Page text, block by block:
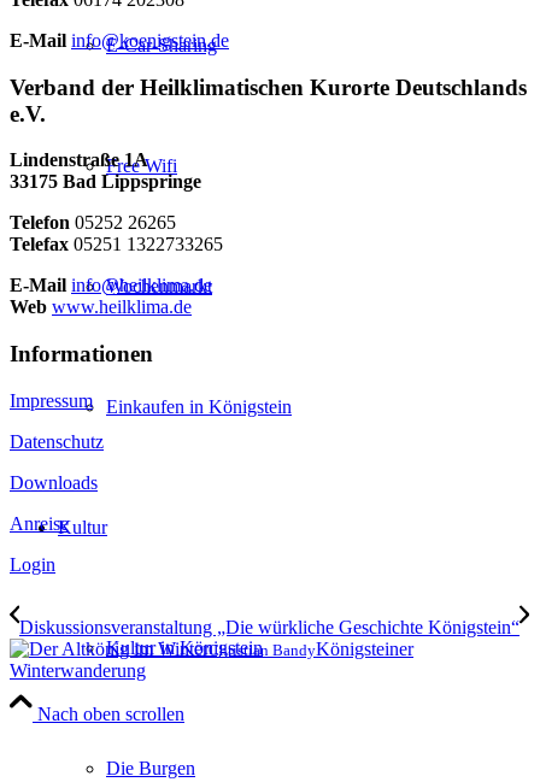
E-Car-Sharing
Free Wifi
Wochenmarkt
Einkaufen in Königstein
Kultur
Kultur in Königstein
Die Burgen
E-Mail info@koenigstein.de
Verband der Heilklimatischen Kurorte Deutschlands
e.V.
Lindenstraße 1A
33175 Bad Lippspringe
Telefon 05252 26265
Telefax 05251 1322733265
E-Mail info@heilklima.de
Web www.heilklima.de
Informationen
Impressum
Datenschutz
Downloads
Anreise
Login
Diskussionsveranstaltung „Die würkliche Geschichte Königstein“
Christian BandyKönigsteiner
Winterwanderung
Nach oben scrollen